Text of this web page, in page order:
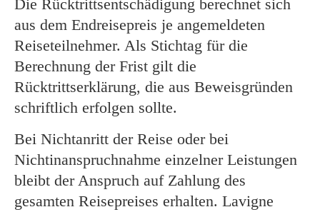
Die Rücktrittsentschädigung berechnet sich
aus dem Endreisepreis je angemeldeten
Reiseteilnehmer. Als Stichtag für die
Berechnung der Frist gilt die
Rücktrittserklärung, die aus Beweisgründen
schriftlich erfolgen sollte.
Bei Nichtanritt der Reise oder bei
Nichtinanspruchnahme einzelner Leistungen
bleibt der Anspruch auf Zahlung des
gesamten Reisepreises erhalten. Lavigne